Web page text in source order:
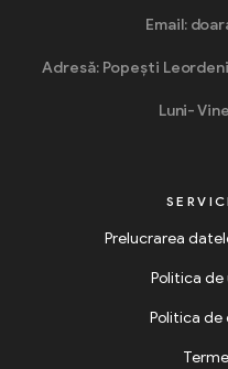
Email:
Adresă: Popești
Luni-
Prelucrarea
Politica de
Politica